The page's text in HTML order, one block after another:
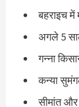
बहराइच में
अगले 5
गन्ना
कन्या
सीमांत और